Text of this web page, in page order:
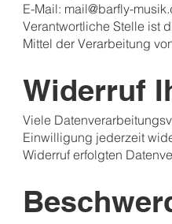
E-Mail: mail@barfly-
Verantwortliche Stelle ist
Mittel der Verarbeitung
Widerruf
Viele
Einwilligung jederzeit
Widerruf erfolgten